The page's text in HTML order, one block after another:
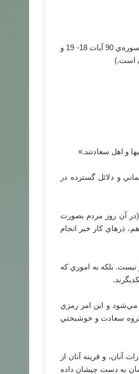
در (سوره‌ی 56 آيه‌ی 7) قرآن ادّعا مي‌كند كه در روز قيامت مردم سه دسته مي‌شوند، امّا در (سوره‌ي 90 آيات 18- 19 و
آيات (كتاب‌هاي آسماني و دلائل گسترده در
النَّاسُ أَشْتَاتاً لِّيُرَوْا أَعْمَالَهُمْ ‏* ‏ فَمَن يَعْمَلْ مِثْقَالَ ذَرَّةٍ خَيْراً يَرَهُ ‏ زلزال/6-7 «(در آن روز مردم بصورت
به آنها)! نشان داده شود! (6) پس هر كس هم، ذره‏اي كار خير انجام
نيست. بلكه به اموري كه
مي‌شود و اين امر رمزي
سعادت و خوشبختي
و قرينه آنان از
به دست چپشان داده